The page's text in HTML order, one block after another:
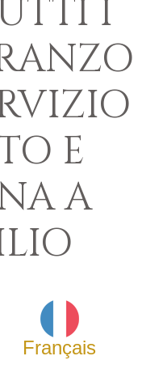
I
E
A
Français